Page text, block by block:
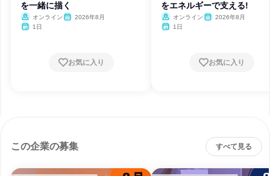
を一緒に描く
オンライン
2026年8月
1日
お気に入り
をエネルギーで支える!
オンライン
2026年8月
1日
お気に入り
この企業の募集 すべて見る